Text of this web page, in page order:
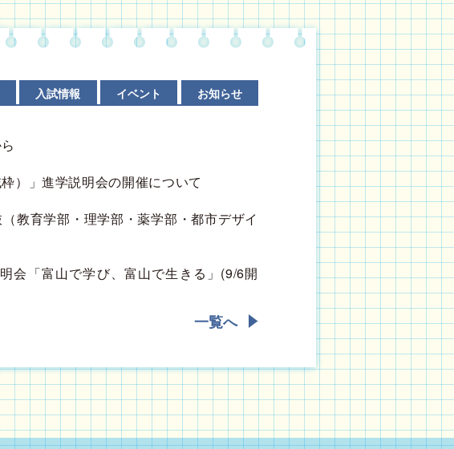
入試情報 イベント お知らせ
）」進学説明会の開催について
教育学部・理学部・薬学部・都市デザイ
「富山で学び、富山で生きる」(9/6開
一覧へ